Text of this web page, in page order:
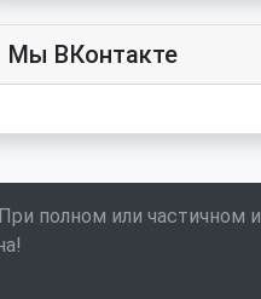
Мы ВКонтакте
полном или частичном